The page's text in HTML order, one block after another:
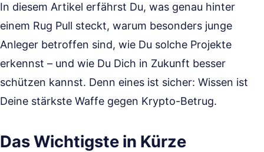
In diesem Artikel erfährst Du, was genau hinter
einem Rug Pull steckt, warum besonders junge
Anleger betroffen sind, wie Du solche Projekte
erkennst – und wie Du Dich in Zukunft besser
schützen kannst. Denn eines ist sicher: Wissen ist
Deine stärkste Waffe gegen Krypto-Betrug.
Das Wichtigste in Kürze